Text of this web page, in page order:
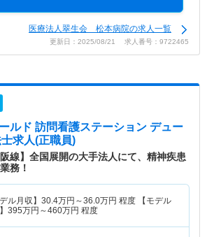
医療法人翠生会 松本病院の求人一覧
更新日：2025/08/21 求人番号：9722465
ルド 訪問看護ステーション デュー
求人(正職員)
線】全国展開の大手法人にて、精神疾患
務！
ル月収】 30.4万円～36.0万円 程度 【モデル
395万円～460万円 程度